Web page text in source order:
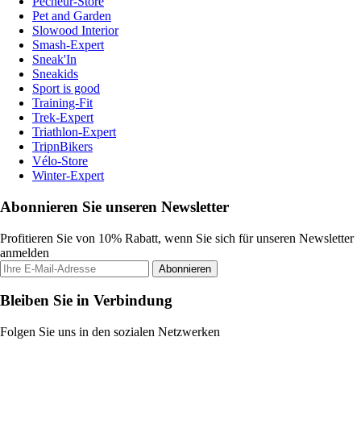
Pet and Garden
Slowood Interior
Smash-Expert
Sneak'In
Sneakids
Sport is good
Training-Fit
Trek-Expert
Triathlon-Expert
TripnBikers
Vélo-Store
Winter-Expert
Abonnieren Sie unseren Newsletter
Profitieren Sie von 10% Rabatt, wenn Sie sich für unseren Newsletter
anmelden
Abonnieren
Bleiben Sie in Verbindung
Folgen Sie uns in den sozialen Netzwerken